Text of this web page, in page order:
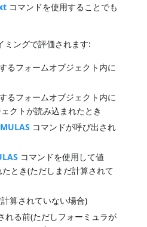
コマンドを使用することでも
ミングで評価されます:
るフォームオブジェクト内に
るフォームオブジェクト内に
クトが読み込まれたとき
コマンドが呼び出され
コマンドを使用して値
とき(ただしまだ計算されて
算されていない場合)
れる前(ただしフォーミュラが